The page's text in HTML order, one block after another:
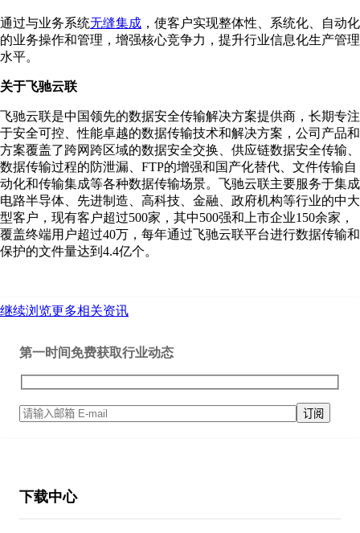
通过与业务系统无缝集成 ，使客户实现整体性、系统化、自动化
的业务操作和管理，增强核心竞争力，提升行业信息化生产管理
水平。
关于飞驰云联
飞驰云联是中国领先的数据安全传输解决方案提供商，长期专注
于安全可控、性能卓越的数据传输技术和解决方案，公司产品和
方案覆盖了跨网跨区域的数据安全交换、供应链数据安全传输、
数据传输过程的防泄漏、FTP的增强和国产化替代、文件传输自
动化和传输集成等各种数据传输场景。飞驰云联主要服务于集成
电路半导体、先进制造、高科技、金融、政府机构等行业的中大
型客户，现有客户超过500家，其中500强和上市企业150余家，
覆盖终端用户超过40万，每年通过飞驰云联平台进行数据传输和
保护的文件量达到4.4亿个。
继续浏览更多相关资讯
第一时间免费获取行业动态
下载中心